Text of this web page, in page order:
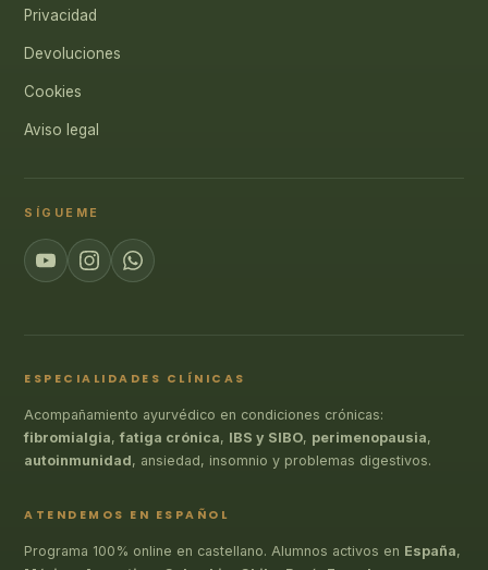
Privacidad
Devoluciones
Cookies
Aviso legal
SÍGUEME
ESPECIALIDADES CLÍNICAS
Acompañamiento ayurvédico en condiciones crónicas:
fibromialgia,fatiga crónica, IBS y SIBO, perimenopausia,
autoinmunidad, ansiedad, insomnio y problemas digestivos.
ATENDEMOS EN ESPAÑOL
Programa 100% online en castellano. Alumnos activos en España,